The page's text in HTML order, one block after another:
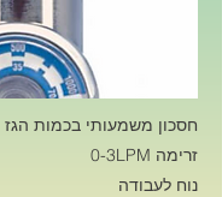
חסכון משמעותי בכמות הגז
זרימה 0-3LPM
נוח לעבודה